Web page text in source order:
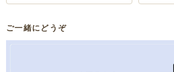
ご一緒にどうぞ